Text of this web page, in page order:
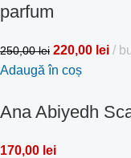
parfum
250,00lei 220,00 lei
Adaugă în coș
Ana Abiyedh
170,00 lei